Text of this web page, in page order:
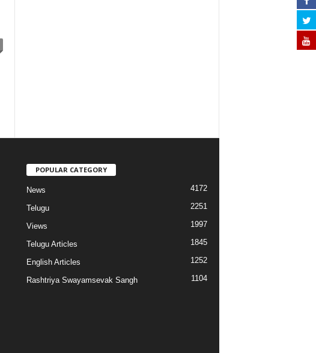
POPULAR CATEGORY
News 4172
Telugu 2251
Views 1997
Telugu Articles 1845
English Articles 1252
Rashtriya Swayamsevak Sangh 1104